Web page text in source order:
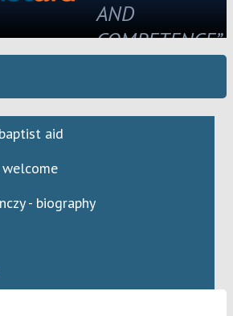
AND
COMPETENCE”
aid
- biography